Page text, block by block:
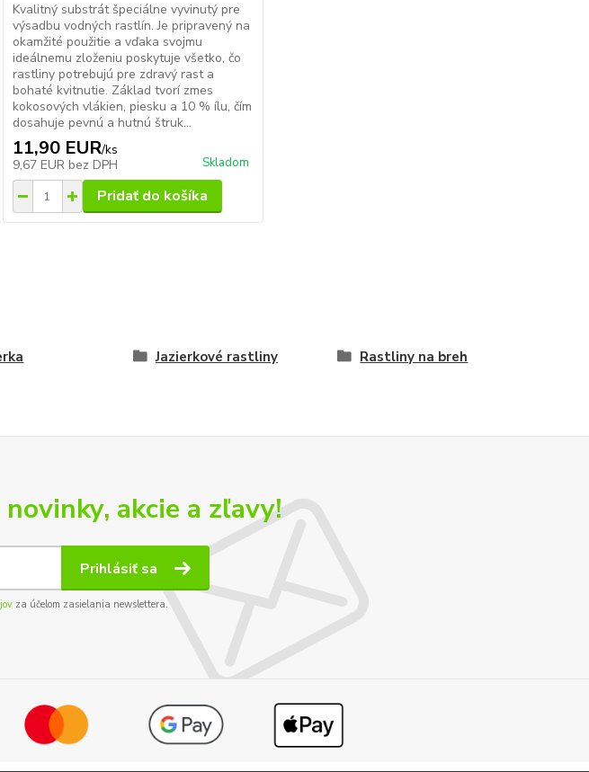
Kvalitný substrát špeciálne vyvinutý pre
výsadbu vodných rastlín. Je pripravený na
okamžité použitie a vďaka svojmu
ideálnemu zloženiu poskytuje všetko, čo
rastliny potrebujú pre zdravý rast a
bohaté kvitnutie. Základ tvorí zmes
kokosových vlákien, piesku a 10 % ílu, čím
dosahuje pevnú a hutnú štruk...
11,90 EUR/ks
9,67 EUR bez DPH Skladom
Pridať do košíka
Jazierkové rastliny Rastliny na breh
akcie a zľavy!
Prihlásiť sa
za účelom zasielania newslettera.